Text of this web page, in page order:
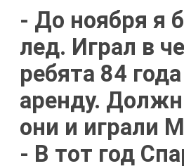
- До ноября я
лед. Играл в
ребята 84
аренду.
они и играли
- В тот год